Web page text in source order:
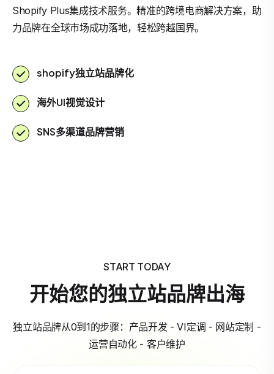
Shopify Plus集成技术服务。精准的跨境电商解决方案，助
力品牌在全球市场成功落地，轻松跨越国界。
shopify独立站品牌化
海外UI视觉设计
SNS多渠道品牌营销
START TODAY
开始您的独立站品牌出海
独立站品牌从0到1的步骤：产品开发 - VI定调 - 网站定制 -
运营自动化 - 客户维护